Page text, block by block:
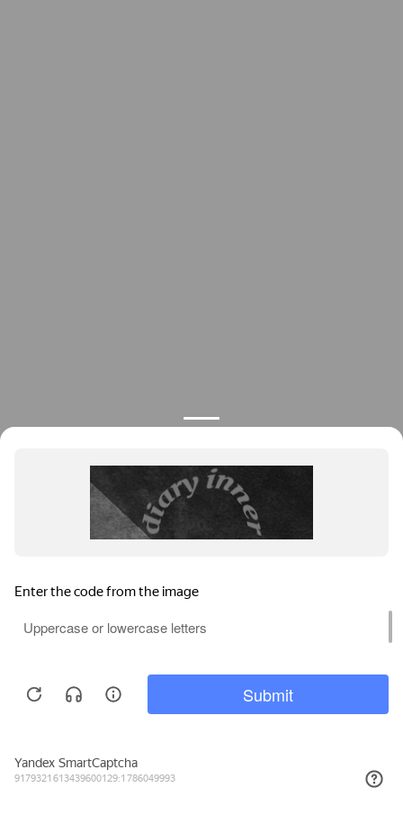
Мы используем файлы cookie, метрические программы и системы
ПРИНЯТЬ